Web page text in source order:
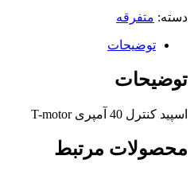
دسته: متفرقه
توضیحات
توضیحات
اسپید کنترل 40 آمپری T-motor
محصولات مرتبط